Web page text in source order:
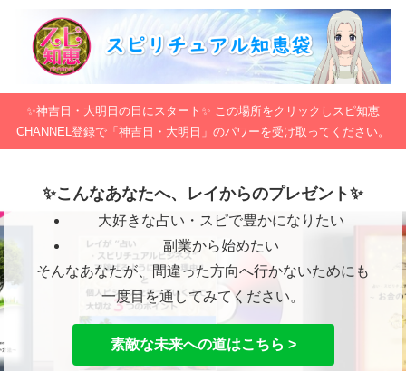
✨神吉日・大明日の日にスタート✨ この場所をクリックしスピ知恵
CHANNEL登録で「神吉日・大明日」のパワーを受け取ってください。
✨こんなあなたへ、レイからのプレゼント✨
大好きな占い・スピで豊かになりたい
副業から始めたい
そんなあなたが、間違った方向へ行かないためにも
一度目を通してみてください。
素敵な未来への道はこちら >